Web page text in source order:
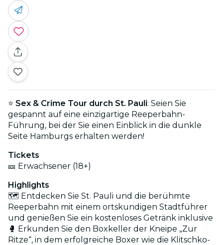
⭐ Sex & Crime Tour durch St. Pauli: Seien Sie
gespannt auf eine einzigartige Reeperbahn-
Führung, bei der Sie einen Einblick in die dunkle
Seite Hamburgs erhalten werden!
Tickets
🎫 Erwachsener (18+)
Highlights
🗺️ Entdecken Sie St. Pauli und die berühmte
Reeperbahn mit einem ortskundigen Stadtführer
und genießen Sie ein kostenloses Getränk inklusive
🥊 Erkunden Sie den Boxkeller der Kneipe „Zur
Ritze“, in dem erfolgreiche Boxer wie die Klitschko-